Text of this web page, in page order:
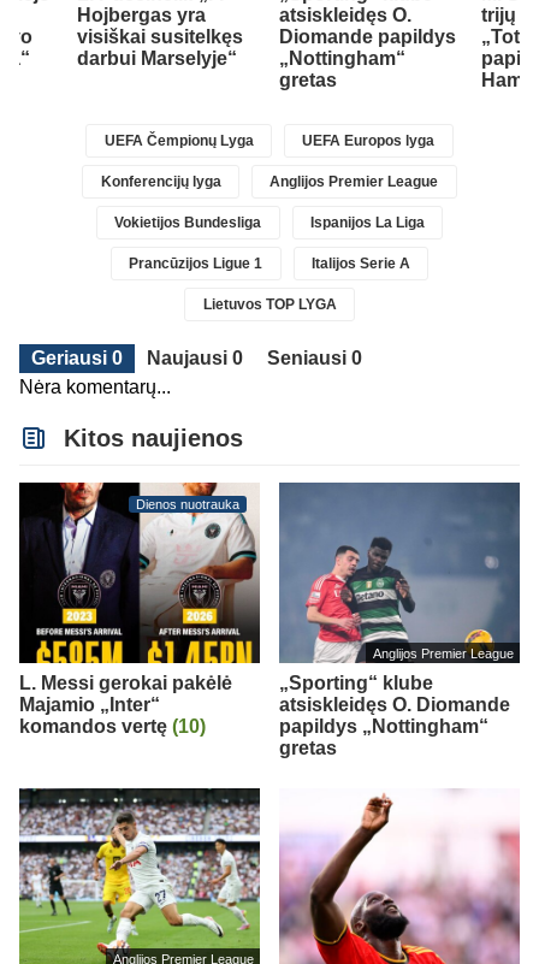
Hojbergas yra
visiškai susitelkęs
darbui Marselyje“
atsiskleidęs O.
Diomande papildys
„Nottingham“
gretas
trijų
UEFA Čempionų Lyga UEFA Europos lyga
Konferencijų lyga Anglijos Premier League
Vokietijos Bundesliga Ispanijos La Liga
Prancūzijos Ligue 1 Italijos Serie A
Lietuvos TOP LYGA
Geriausi 0 Naujausi 0
Seniausi 0
Nėra komentarų...
Kitos naujienos
Dienos nuotrauka
L. Messi gerokai pakėlė
Majamio „Inter“
komandos vertę (10)
Anglijos Premier League
„Sporting“ klube
atsiskleidęs O. Diomande
papildys „Nottingham“
gretas
Anglijos Premier League